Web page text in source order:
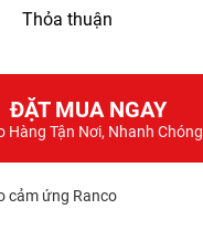
Thỏa thuận
ĐẶT MUA NGAY
Hàng Tận Nơi, Nhanh Chóng
cảm ứng Ranco